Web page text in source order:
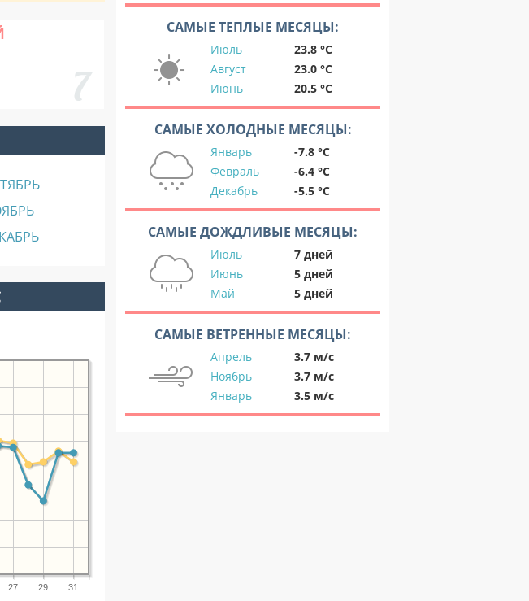
27 29 31
САМЫЕ ТЕПЛЫЕ МЕСЯЦЫ:
Июль
23.8 °C
Август
23.0 °C
Июнь
20.5 °C
САМЫЕ ХОЛОДНЫЕ МЕСЯЦЫ:
Январь
-7.8 °C
Февраль
-6.4 °C
Декабрь
-5.5 °C
САМЫЕ ДОЖДЛИВЫЕ МЕСЯЦЫ:
Июль
7 дней
Июнь
5 дней
Май
5 дней
САМЫЕ ВЕТРЕННЫЕ МЕСЯЦЫ:
Апрель
3.7 м/с
Ноябрь
3.7 м/с
Январь
3.5 м/с